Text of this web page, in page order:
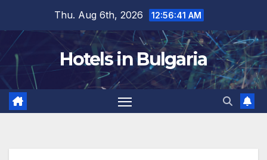
content
Thu. Aug 6th, 2026 12:56:41 AM
Hotels in Bulgaria